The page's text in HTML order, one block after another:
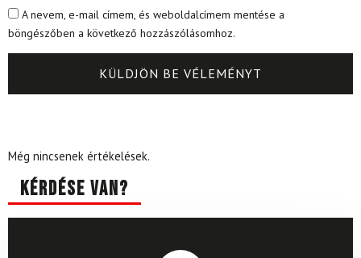
A nevem, e-mail címem, és weboldalcímem mentése a
böngészőben a következő hozzászólásomhoz.
Még nincsenek értékelések.
Kérdése van?